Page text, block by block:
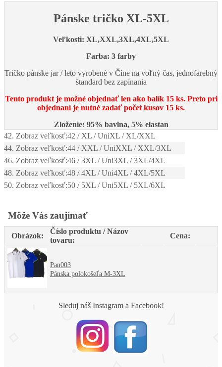
Pánske tričko XL-5XL
Veľkosti: XL,XXL,3XL,4XL,5XL
Farba: 3 farby
Tričko pánske jar / leto vyrobené v Číne na voľný čas, jednofarebný
štandard bez zapínania
Tento produkt je možné objednať len ako balík 15 ks. Preto pri
objednaní je nutné zadať počet kusov 15 ks.
Zloženie: 95% bavlna, 5% elastan
42. Zobraz veľkosť:42 / XL / UniXL / XL/XXL
44. Zobraz veľkosť:44 / XXL / UniXXL / XXL/3XL
46. Zobraz veľkosť:46 / 3XL / Uni3XL / 3XL/4XL
48. Zobraz veľkosť:48 / 4XL / Uni4XL / 4XL/5XL
50. Zobraz veľkosť:50 / 5XL / Uni5XL / 5XL/6XL
Môže Vás zaujímať
Obrázok:
Číslo produktu / Názov
tovaru:
Cena:
Pan003
Pánska polokošeľa M-3XL
Sleduj náš Instagram a Facebook!